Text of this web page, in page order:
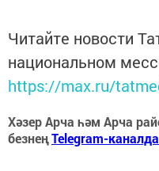
Читайте новости
национальном
https://max.ru/
Хәзер Арча һәм Арча
безнеңTelegram-